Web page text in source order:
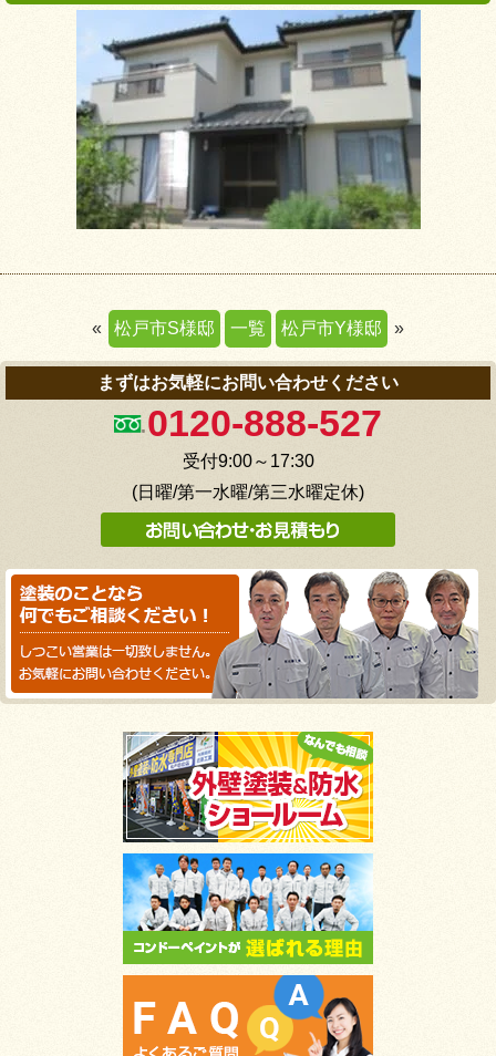
« 松戸市S様邸 一覧 松戸市Y様邸 »
まずはお気軽にお問い合わせください
0120-888-527
受付9:00～17:30
(日曜/第一水曜/第三水曜定休)